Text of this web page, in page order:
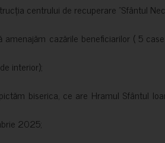
centrului de recuperare ”Sfântul
amenajăm cazările beneficiarilor ( 5
interior);
biserica, ce are Hramul Sfântul
2025;